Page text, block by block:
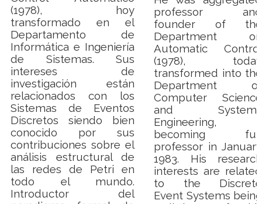
(1978), hoy
transformado en el
Departamento de
Informática e Ingeniería
de Sistemas. Sus
intereses de
investigación están
relacionados con los
Sistemas de Eventos
Discretos siendo bien
conocido por sus
contribuciones sobre el
análisis estructural de
las redes de Petri en
todo el mundo.
Introductor del
professor and
founder of the
Department on
Automatic Control
(1978), today
transformed into the
Department of
Computer Science
and Systems
Engineering,
becoming full
professor in January
1983. His research
interests are related
to the Discrete
Event Systems being